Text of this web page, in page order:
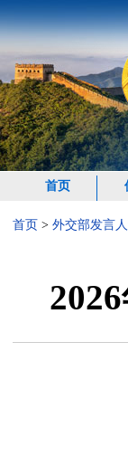
首页
首页 > 外交部发言